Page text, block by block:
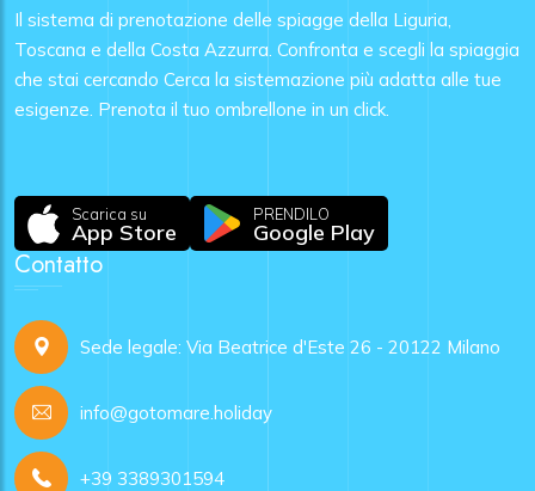
Il sistema di prenotazione delle spiagge della Liguria,
Toscana e della Costa Azzurra. Confronta e scegli la spiaggia
che stai cercando Cerca la sistemazione più adatta alle tue
esigenze. Prenota il tuo ombrellone in un click.
Scarica su
App Store
PRENDILO
Google Play
Contatto
Sede legale: Via Beatrice d'Este 26 - 20122 Milano
info@gotomare.holiday
+39 3389301594